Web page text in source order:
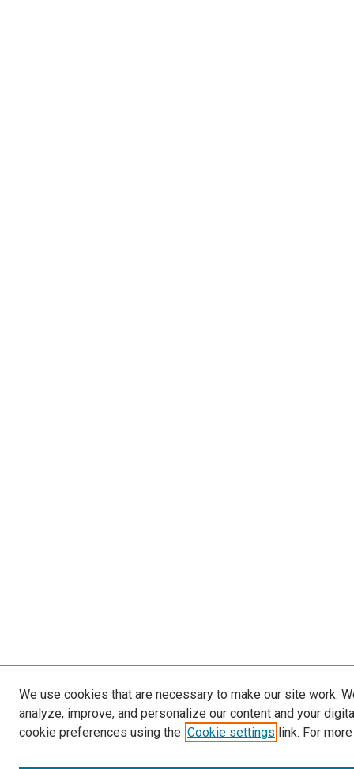
We use cookies that are necessary to make our site work.
analyze, improve, and personalize our content and your
cookie preferences using the Cookie settings link. For